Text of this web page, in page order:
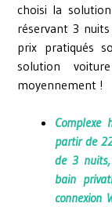
choisi la
réservant 3
prix pratiqués
solution
moyennement !
Complexe
partir de
de 3
bain
connexion